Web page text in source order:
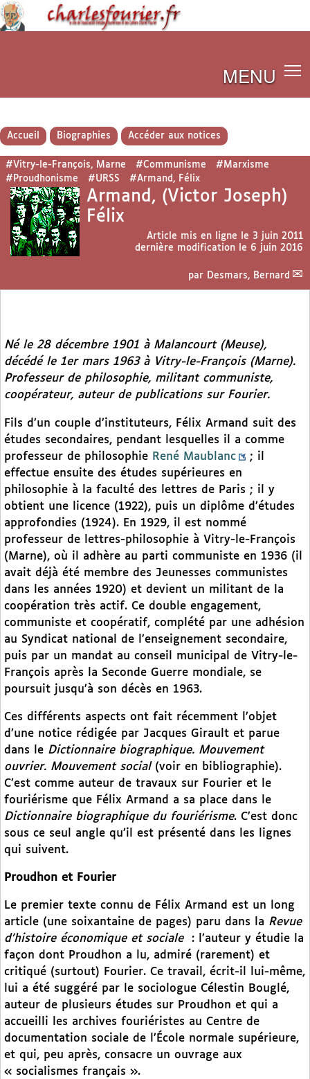
MENU
Accueil Biographies Accéder aux notices
#Vitry-le-François, Marne #Communisme
#Marxisme
#Proudhonisme
#URSS #Armand, Félix
Armand, (Victor Joseph)
Félix
Article mis en ligne le 3 juin 2011
dernière modification le 6 juin 2016
par Desmars, Bernard
Né le 28 décembre 1901 à Malancourt (Meuse),
décédé le 1er mars 1963 à Vitry-le-François (Marne).
Professeur de philosophie, militant communiste,
coopérateur, auteur de publications sur Fourier.
Fils d’un couple d’instituteurs, Félix Armand suit des
études secondaires, pendant lesquelles il a comme
professeur de philosophie René Maublanc
; il
effectue ensuite des études supérieures en
philosophie à la faculté des lettres de Paris ; il y
obtient une licence (1922), puis un diplôme d’études
approfondies (1924). En 1929, il est nommé
professeur de lettres-philosophie à Vitry-le-François
(Marne), où il adhère au parti communiste en 1936 (il
avait déjà été membre des Jeunesses communistes
dans les années 1920) et devient un militant de la
coopération très actif. Ce double engagement,
communiste et coopératif, complété par une adhésion
au Syndicat national de l’enseignement secondaire,
puis par un mandat au conseil municipal de Vitry-le-
François après la Seconde Guerre mondiale, se
poursuit jusqu’à son décès en 1963.
Ces différents aspects ont fait récemment l’objet
d’une notice rédigée par Jacques Girault et parue
dans le Dictionnaire biographique. Mouvement
ouvrier. Mouvement social(voir en bibliographie).
C’est comme auteur de travaux sur Fourier et le
fouriérisme que Félix Armand a sa place dans le
Dictionnaire biographique du fouriérisme. C’est donc
sous ce seul angle qu’il est présenté dans les lignes
qui suivent.
Proudhon et Fourier
Le premier texte connu de Félix Armand est un long
article (une soixantaine de pages) paru dans la Revue
d’histoire économique et sociale
: l’auteur y étudie la
façon dont Proudhon a lu, admiré (rarement) et
critiqué (surtout) Fourier. Ce travail, écrit-il lui-même,
lui a été suggéré par le sociologue Célestin Bouglé,
auteur de plusieurs études sur Proudhon et qui a
accueilli les archives fouriéristes au Centre de
documentation sociale de l’École normale supérieure,
et qui, peu après, consacre un ouvrage aux
« socialismes français ».